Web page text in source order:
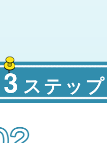
3 ステップ